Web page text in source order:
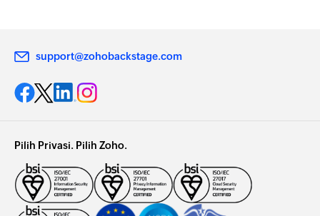
support@zohobackstage.com
Pilih Privasi. Pilih Zoho.